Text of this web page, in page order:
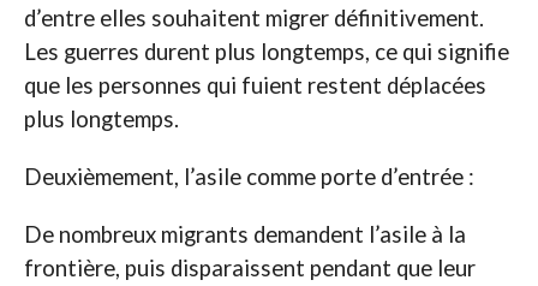
d’entre elles souhaitent migrer définitivement.
Les guerres durent plus longtemps, ce qui signifie
que les personnes qui fuient restent déplacées
plus longtemps.
Deuxièmement, l’asile comme porte d’entrée :
De nombreux migrants demandent l’asile à la
frontière, puis disparaissent pendant que leur